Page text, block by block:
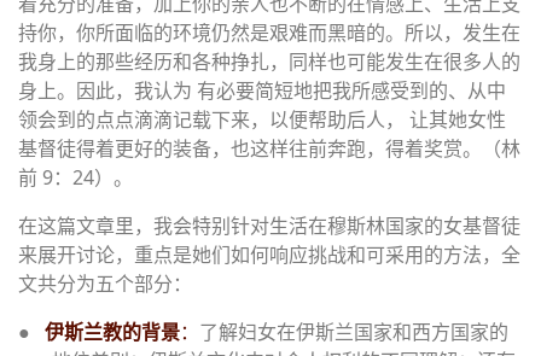
持你，你所面临的环境仍然是艰难而黑暗的。所以，发生在
我身上的那些经历和各种挣扎，同样也可能发生在很多人的
身上。因此，我认为 有必要简短地把我所感受到的、从中
领会到的点点滴滴记载下来，以便帮助后人， 让其她女性
基督徒得着更好的装备，也这样往前奔跑，得着奖赏。（林
前 9：24）。
在这篇文章里，我会特别针对生活在穆斯林国家的女基督徒
来展开讨论，重点是她们如何响应挑战和可采用的方法，全
文共分为五个部分：
● 伊斯兰教的背景： 了解妇女在伊斯兰国家和西方国家的